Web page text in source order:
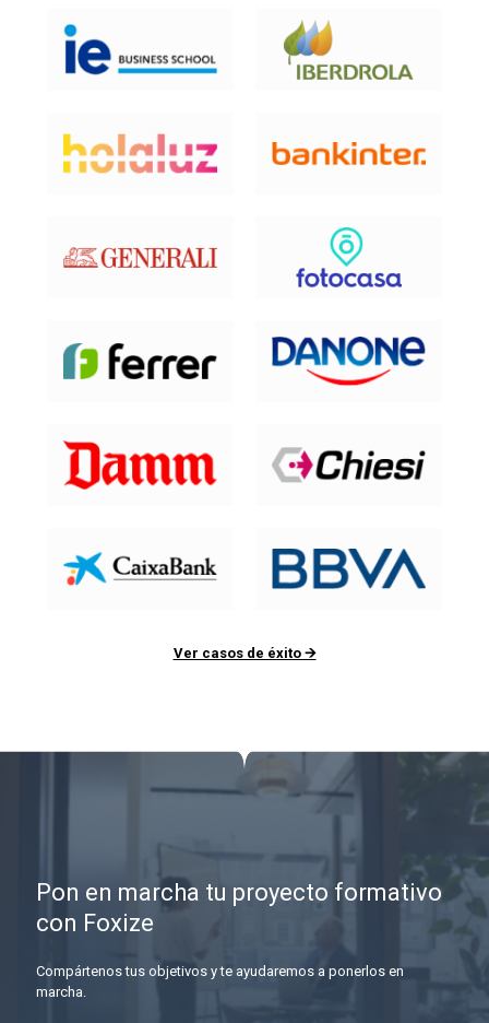
Ver casos de éxito 🡪
Pon en marcha tu proyecto formativo
con Foxize
Compártenos tus objetivos y te ayudaremos a ponerlos en
marcha.